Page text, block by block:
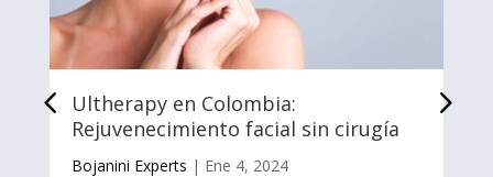
Ultherapy en Colombia:
Rejuvenecimiento facial sin cirugía
Bojanini Experts | Ene 4, 2024